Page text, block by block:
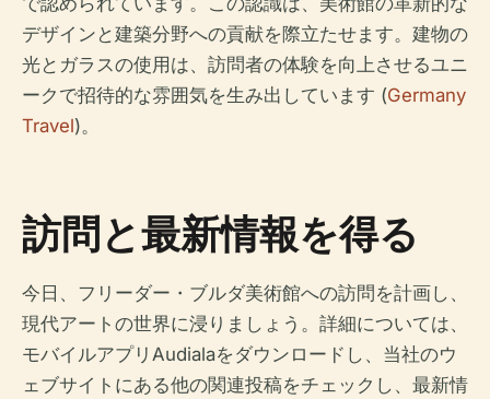
デザインと建築分野への貢献を際立たせます。建物の
光とガラスの使用は、訪問者の体験を向上させるユニ
ークで招待的な雰囲気を生み出しています (Germany
Travel)。
訪問と最新情報を得る
今日、フリーダー・ブルダ美術館への訪問を計画し、
現代アートの世界に浸りましょう。詳細については、
モバイルアプリAudialaをダウンロードし、当社のウ
ェブサイトにある他の関連投稿をチェックし、最新情